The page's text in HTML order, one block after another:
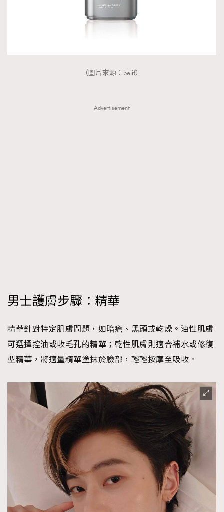
（圖片來源：belif）
Advertisement
男士護膚步驟：精華
精華針對特定肌膚問題，如暗瘡、黑頭或乾燥。油性肌膚
可選擇控油或收毛孔的精華；乾性肌膚則適合補水或修復
型精華，將適量精華塗抹於臉部，輕輕按摩至吸收。